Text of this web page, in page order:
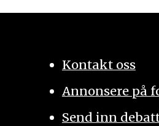
Kontakt oss
Annonsere på
Send inn